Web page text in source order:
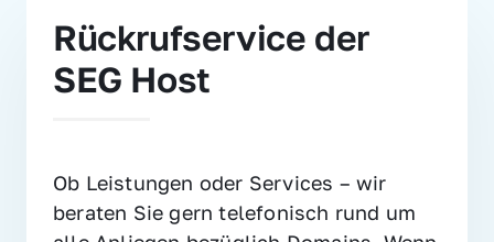
Rückrufservice der
SEG Host
Ob Leistungen oder Services – wir
beraten Sie gern telefonisch rund um